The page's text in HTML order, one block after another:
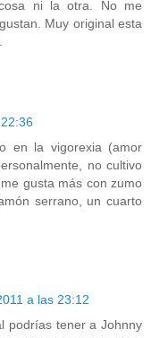
ni la otra. No me
Muy original esta
en la vigorexia (amor
no cultivo
gusta más con zumo
serrano, un cuarto
a las 23:12
podrías tener a Johnny